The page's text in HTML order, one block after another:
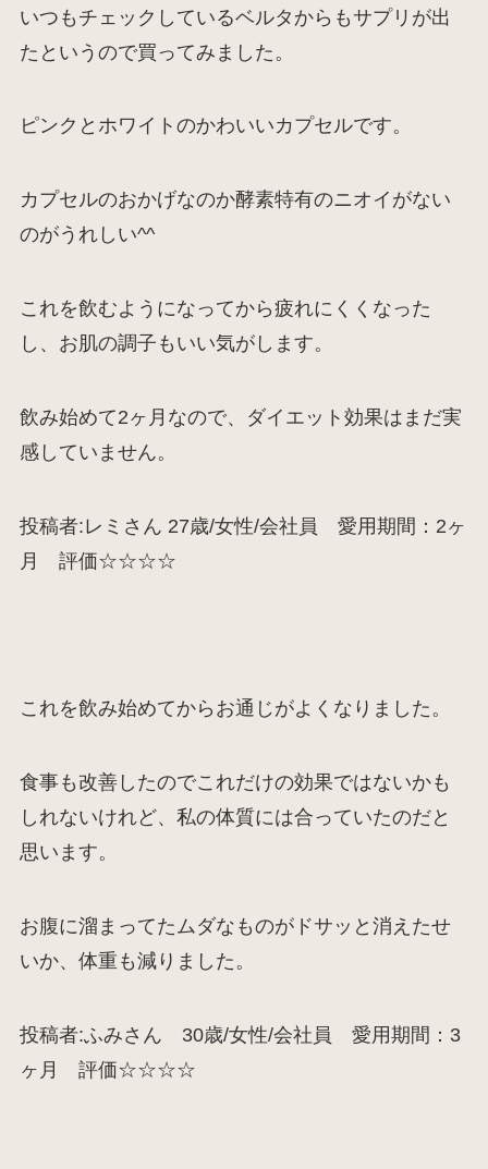
いつもチェックしているベルタからもサプリが出
たというので買ってみました。
ピンクとホワイトのかわいいカプセルです。
カプセルのおかげなのか酵素特有のニオイがない
のがうれしい^^
これを飲むようになってから疲れにくくなった
し、お肌の調子もいい気がします。
飲み始めて2ヶ月なので、ダイエット効果はまだ実
感していません。
投稿者:レミさん 27歳/女性/会社員 愛用期間：2ヶ
月 評価☆☆☆☆
これを飲み始めてからお通じがよくなりました。
食事も改善したのでこれだけの効果ではないかも
しれないけれど、私の体質には合っていたのだと
思います。
お腹に溜まってたムダなものがドサッと消えたせ
いか、体重も減りました。
投稿者:ふみさん 30歳/女性/会社員 愛用期間：3
ヶ月 評価☆☆☆☆